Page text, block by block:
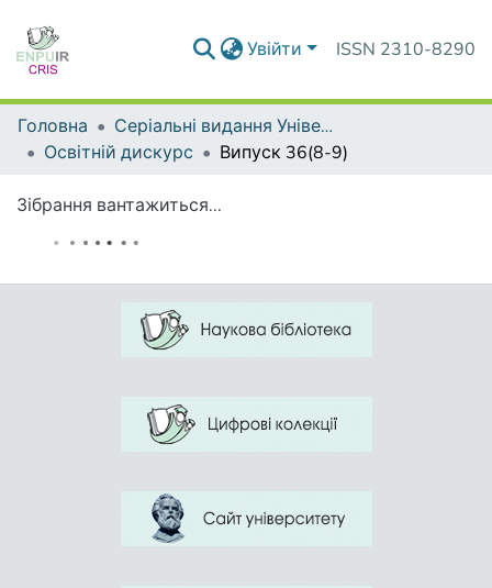
Увійти ISSN 2310-8290
Головна
Серіальні видання Університету
Освітній дискурс
Випуск 36(8-9)
Зібрання вантажиться...